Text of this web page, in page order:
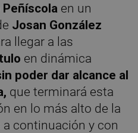
en un
Josan González
llegar a las
en dinámica
poder dar alcance al
que terminará esta
en lo más alto de la
continuación y con